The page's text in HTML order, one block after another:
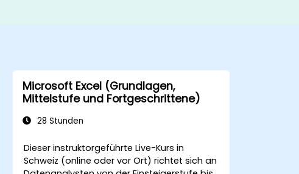
Microsoft Excel (Grundlagen,
Mittelstufe und Fortgeschrittene)
28 Stunden
Dieser instruktorgeführte Live-Kurs in
Schweiz (online oder vor Ort) richtet sich an